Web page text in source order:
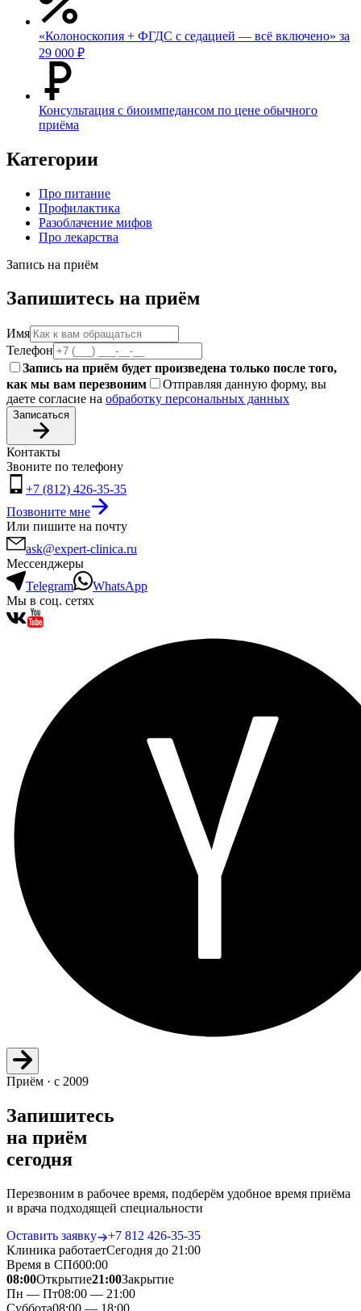
«Колоноскопия + ФГДС с седацией — всё включено» за
29 000 ₽
Консультация с биоимпедансом по цене обычного
приёма
Категории
Про питание
Профилактика
Разоблачение мифов
Про лекарства
Запись на приём
Запишитесь на приём
Имя
Телефон
Запись на приём будет произведена только после того,
как мы вам перезвоним
Отправляя данную форму, вы
даете согласие на обработку персональных данных
Записаться
Контакты
Звоните по телефону
+7 (812) 426-35-35
Позвоните мне
Или пишите на почту
ask@expert-clinica.ru
Мессенджеры
Telegram
WhatsApp
Мы в соц. сетях
Приём · с 2009
Запишитесь
на приём
сегодня
Перезвоним в рабочее время, подберём удобное время приёма
и врача подходящей специальности
Оставить заявку
+7 812 426‑35‑35
Клиника работаетСегодня до 21:00
Время в СПб00:00
08:00Открытие21:00Закрытие
Пн — Пт08:00 — 21:00